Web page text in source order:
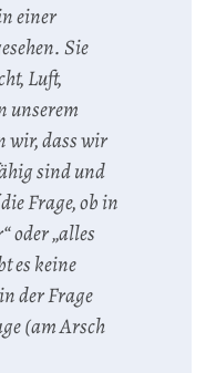
einer
Sie
Luft,
unserem
wir, dass wir
sind und
Frage, ob in
oder „alles
es keine
der Frage
(am Arsch